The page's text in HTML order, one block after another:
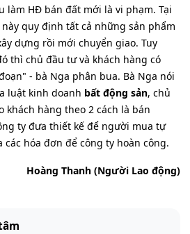
làm HĐ bán đất mới là vi phạm. Tại
quy định tất cả những sản phẩm
dựng rồi mới chuyển giao. Tuy
thì chủ đầu tư và khách hàng có
- bà Nga phân bua. Bà Nga nói
luật kinh doanh bất động sản, chủ
khách hàng theo 2 cách là bán
ty đưa thiết kế để người mua tự
hóa đơn để công ty hoàn công.
Hoàng Thanh (Người Lao động)